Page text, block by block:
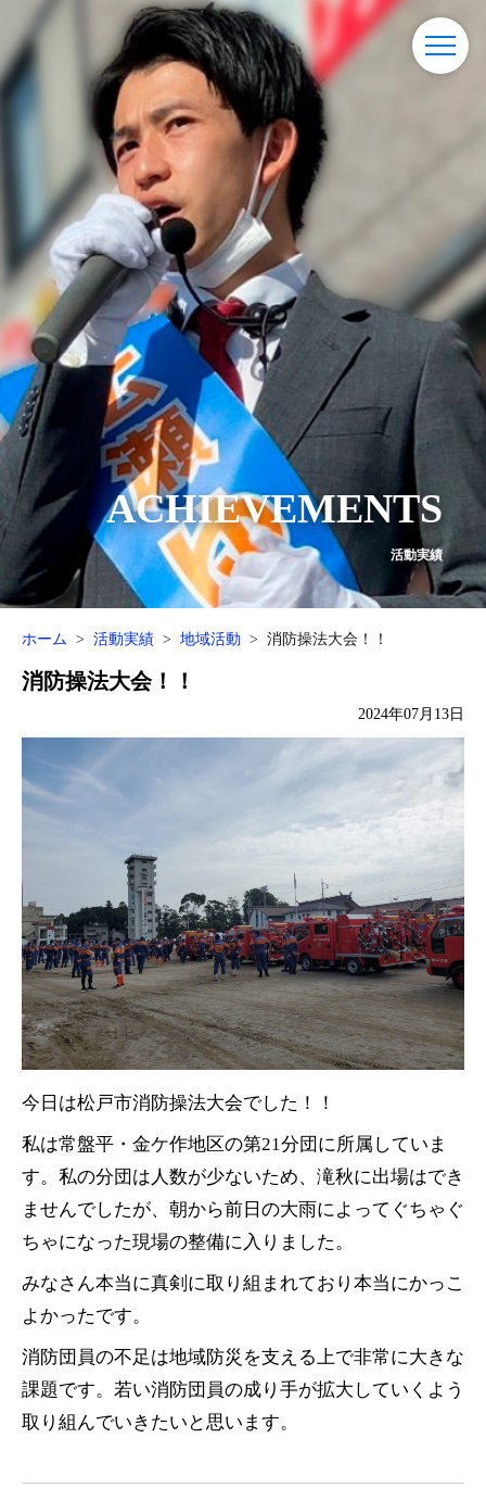
ACHIEVEMENTS
活動実績
ホーム 活動実績 地域活動 消防操法大会！！
消防操法大会！！
2024年07月13日
今日は松戸市消防操法大会でした！！
私は常盤平・金ケ作地区の第21分団に所属していま
す。私の分団は人数が少ないため、滝秋に出場はでき
ませんでしたが、朝から前日の大雨によってぐちゃぐ
ちゃになった現場の整備に入りました。
みなさん本当に真剣に取り組まれており本当にかっこ
よかったです。
消防団員の不足は地域防災を支える上で非常に大きな
課題です。若い消防団員の成り手が拡大していくよう
取り組んでいきたいと思います。